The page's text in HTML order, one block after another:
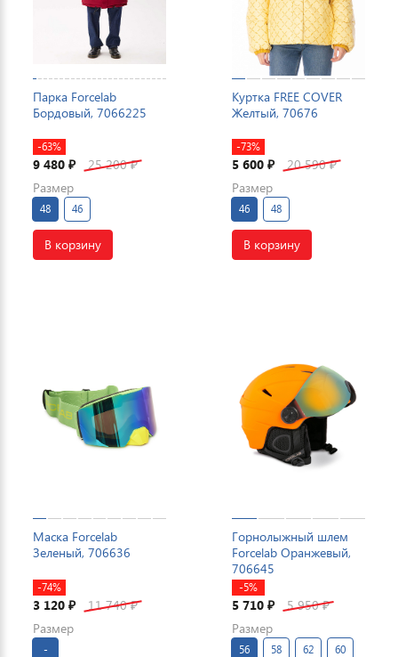
Парка Forcelab
Бордовый, 7066225
-63%
9 480 ₽ 25 200₽
Размер
48 46
В корзину
Куртка FREE COVER
Желтый, 70676
-73%
5 600 ₽ 20 590₽
Размер
46 48
В корзину
Маска Forcelab
Зеленый, 706636
-74%
3 120 ₽ 11 740₽
Размер
-
Горнолыжный шлем
Forcelab Оранжевый,
706645
-5%
5 710 ₽ 5 950₽
Размер
56 58 62 60